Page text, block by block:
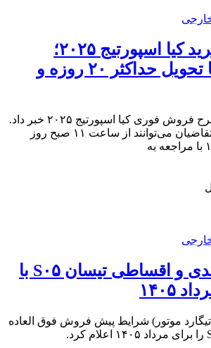
فرصت ویژه خرید کیا اسپورتیج ۲۰۲۵؛
فروش فوری با تحویل حداکثر ۲۰ روزه و
کوشا خودرو از آغاز طرح فروش فوری کیا اسپورتیج ۲۰۲۵ خبر داد.
بر اساس این طرح، متقاضیان می‌توانند از ساعت ۱۱ صبح روز
پیش فروش نقدی و اقساطی تیسان S۰۵ با
۱۴۰۵
موتور) شرایط پیش فروش فوق العاده